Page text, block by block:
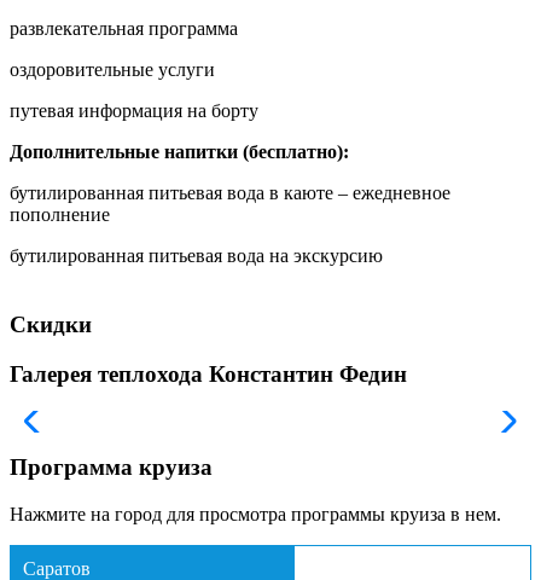
развлекательная программа
оздоровительные услуги
путевая информация на борту
Дополнительные напитки (бесплатно):
бутилированная питьевая вода в каюте – ежедневное
пополнение
бутилированная питьевая вода на экскурсию
Скидки
Галерея теплохода Константин Федин
Программа круиза
Нажмите на город для просмотра программы круиза в нем.
Саратов